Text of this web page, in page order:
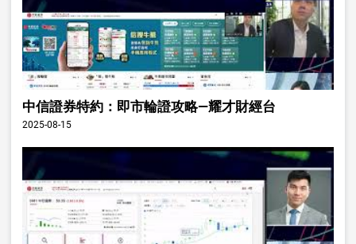
中信證券特約：即市輪證攻略—耀才財經台
2025-08-15